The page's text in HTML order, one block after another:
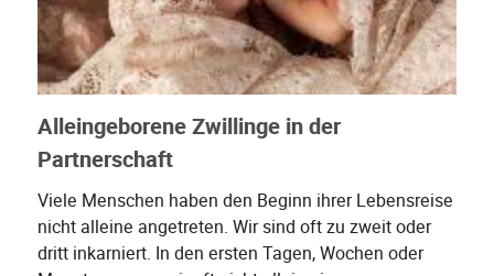
Alleingeborene Zwillinge in der
Partnerschaft
Viele Menschen haben den Beginn ihrer Lebensreise
nicht alleine angetreten. Wir sind oft zu zweit oder
dritt inkarniert. In den ersten Tagen, Wochen oder